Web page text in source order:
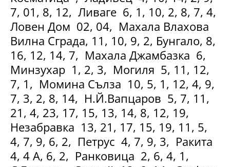
7, 01, 8, 12, Ливаге 6, 1, 10, 2, 8, 7, 4,
Ловен Дом 02, 04, Махала Влахова
Вилна Сграда, 11, 10, 9, 2, Бунгало, 8,
16, 12, 14, 7, Махала Джамбазка 6,
Минзухар 1, 2, 3, Могиля 5, 11, 12,
7, 1, Момина Сълза 10, 5, 1, 12, 4, 9,
7, 3, 2, 8, 14, Н.Й.Вапцаров 5, 7, 11,
21, 4, 23, 17, 15, 13, 14, 8, 12, 19,
Незабравка 13, 21, 17, 15, 19, 11, 5,
4, 7, 9, 6, 2, Петрус 4, 7, 9, 3, Ракита
4, 4 А, 6, 2, Ранковица 2, 6, 4, 1,